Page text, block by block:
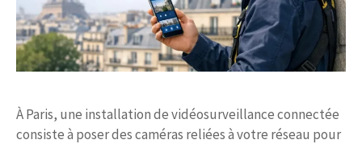
À Paris, une installation de vidéosurveillance connectée
consiste à poser des caméras reliées à votre réseau pour